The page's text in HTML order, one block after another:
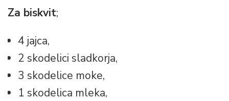
Za biskvit;
4 jajca,
2 skodelici sladkorja,
3 skodelice moke,
1 skodelica mleka,